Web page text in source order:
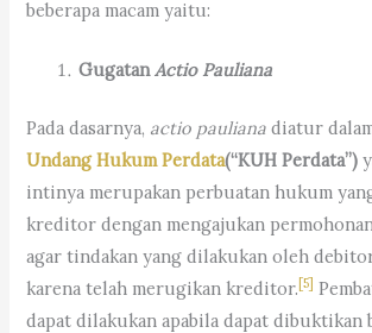
beberapa macam yaitu:
GugatanActio Pauliana
Pada dasarnya, actio pauliana diatur
Undang Hukum Perdata(“KUH Perdata”)
intinya merupakan perbuatan hukum
kreditor dengan mengajukan
agar tindakan yang dilakukan oleh
karena telah merugikan kreditor.[5]
dapat dilakukan apabila dapat dibuktikan